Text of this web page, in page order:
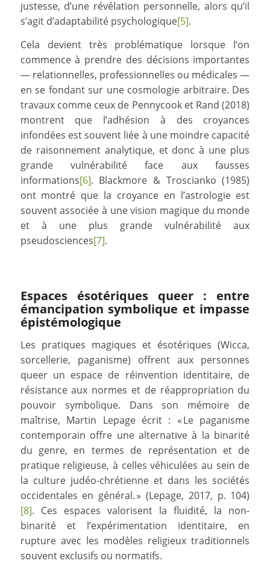
justesse, d’une révélation personnelle, alors qu’il
s’agit d’adaptabilité psychologique[5].
Cela devient très problématique lorsque l’on
commence à prendre des décisions importantes
— relationnelles, professionnelles ou médicales —
en se fondant sur une cosmologie arbitraire. Des
travaux comme ceux de Pennycook et Rand (2018)
montrent que l’adhésion à des croyances
infondées est souvent liée à une moindre capacité
de raisonnement analytique, et donc à une plus
grande vulnérabilité face aux fausses
informations[6]. Blackmore & Troscianko (1985)
ont montré que la croyance en l’astrologie est
souvent associée à une vision magique du monde
et à une plus grande vulnérabilité aux
pseudosciences[7].
Espaces ésotériques queer : entre
émancipation symbolique et impasse
épistémologique
Les pratiques magiques et ésotériques (Wicca,
sorcellerie, paganisme) offrent aux personnes
queer un espace de réinvention identitaire, de
résistance aux normes et de réappropriation du
pouvoir symbolique. Dans son mémoire de
maîtrise, Martin Lepage écrit : « Le paganisme
contemporain offre une alternative à la binarité
du genre, en termes de représentation et de
pratique religieuse, à celles véhiculées au sein de
la culture judéo-chrétienne et dans les sociétés
occidentales en général. » (Lepage, 2017, p. 104)
[8]. Ces espaces valorisent la fluidité, la non-
binarité et l’expérimentation identitaire, en
rupture avec les modèles religieux traditionnels
souvent exclusifs ou normatifs.